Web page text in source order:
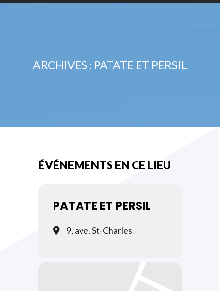
ARCHIVES : PATATE ET PERSIL
ÉVÉNEMENTS EN CE LIEU
PATATE ET PERSIL
9, ave. St-Charles